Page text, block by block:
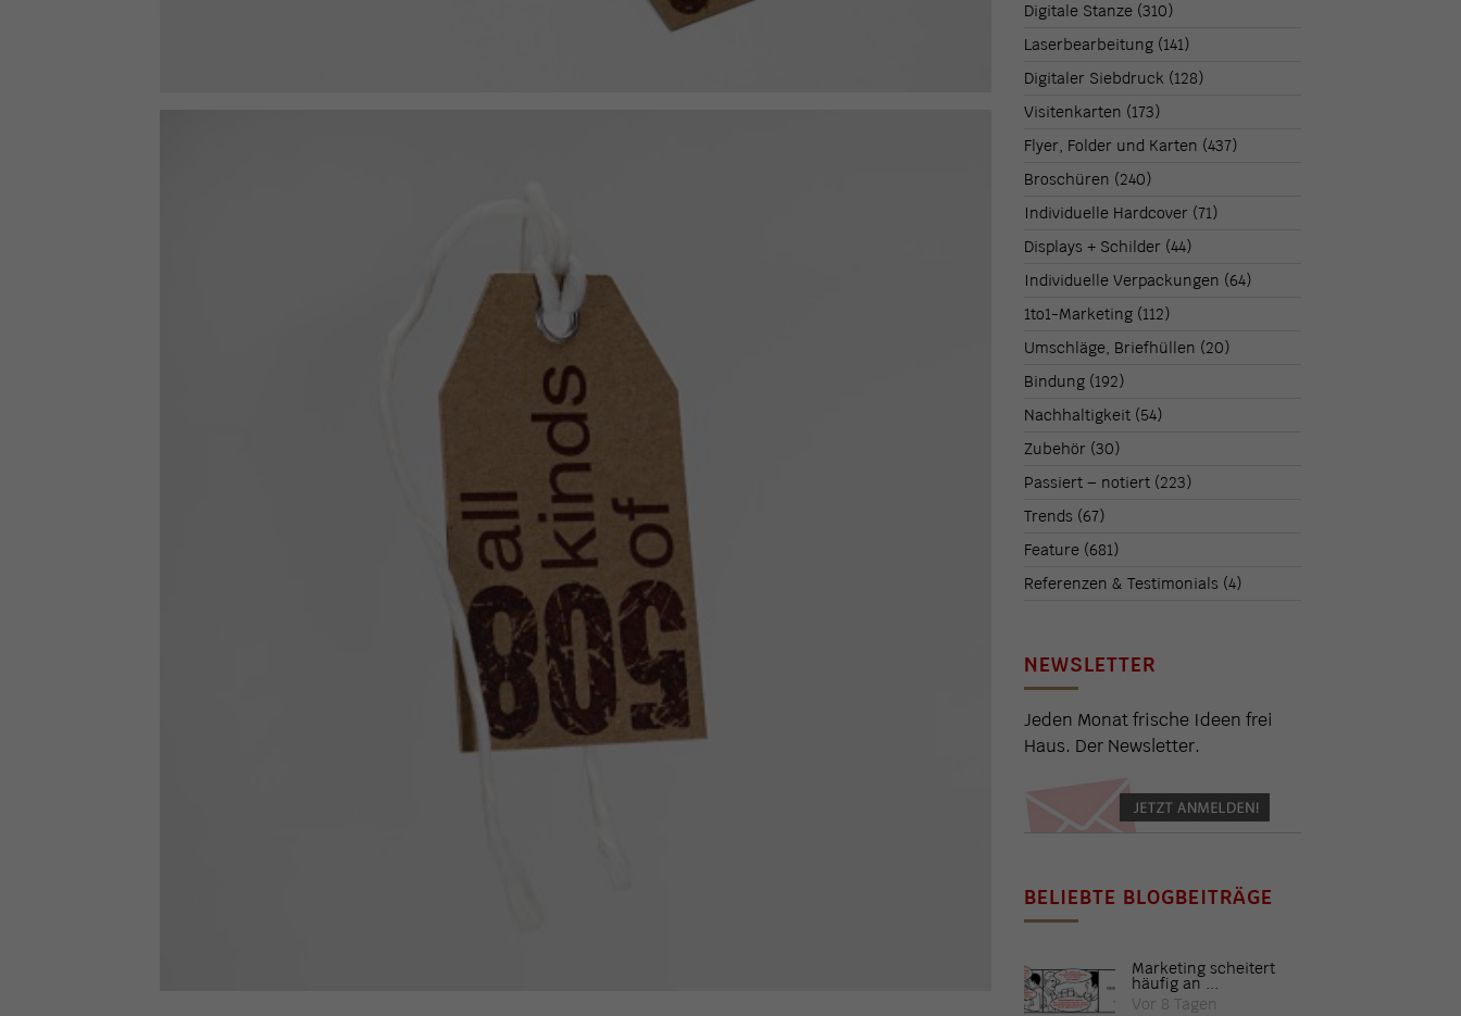
Digitale Stanze (310)
Laserbearbeitung (141)
Digitaler Siebdruck (128)
Visitenkarten (173)
Flyer, Folder und Karten (437)
Broschüren (240)
Individuelle Hardcover (71)
Displays + Schilder (44)
Individuelle Verpackungen (64)
1to1-Marketing (112)
Umschläge, Briefhüllen (20)
Bindung (192)
Nachhaltigkeit (54)
Zubehör (30)
Passiert – notiert (223)
Trends (67)
Feature (681)
Referenzen & Testimonials (4)
NEWSLETTER
Jeden Monat frische Ideen frei
Haus. Der Newsletter.
BELIEBTE BLOGBEITRÄGE
Marketing scheitert
häufig an ...
Vor 8 Tagen